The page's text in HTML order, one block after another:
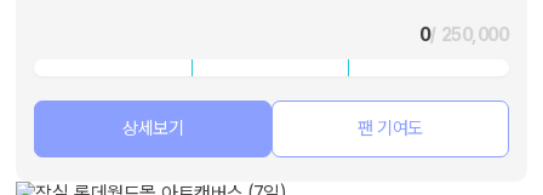
0/ 250,000
상세보기 팬 기여도